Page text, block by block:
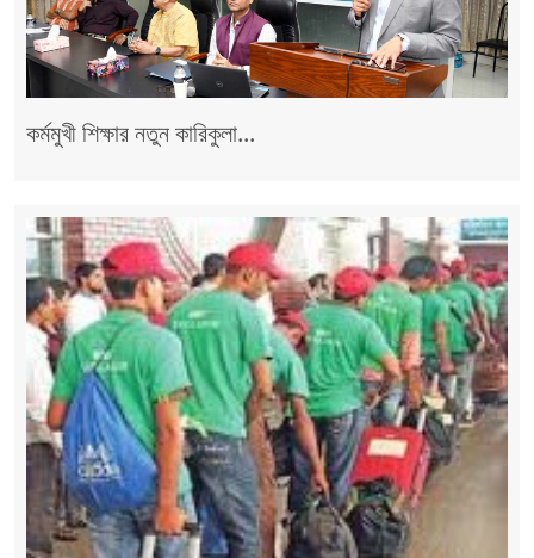
কর্মমুখী শিক্ষার নতুন কারিকুলা...